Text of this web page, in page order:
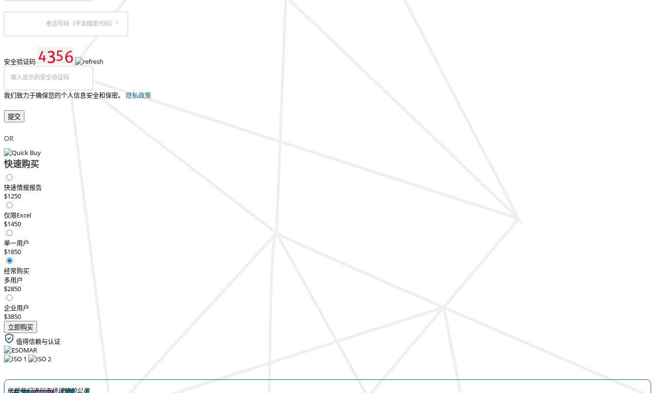
安全验证码
我们致力于确保您的个人信息安全和保密。 隐私政策
提交
OR
快速购买
快速情报报告
$1250
仅限Excel
$1450
单一用户
$1850
经常购买
多用户
$2850
企业用户
$3850
立即购买
值得信赖与认证
依赖我们进行市场调研的公司